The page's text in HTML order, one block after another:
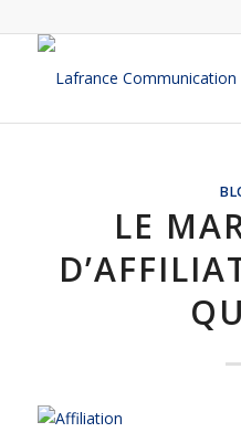
LE